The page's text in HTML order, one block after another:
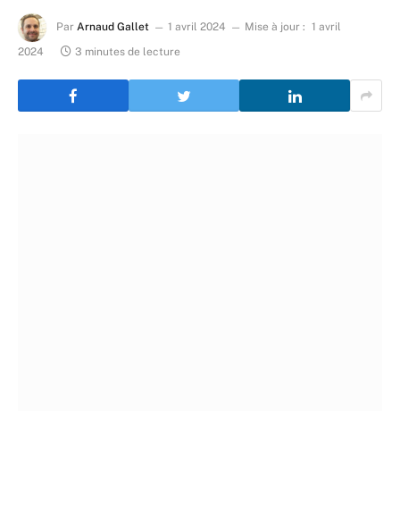
Par Arnaud Gallet 1 avril 2024 Mise à jour : 1 avril
2024
3 minutes de lecture